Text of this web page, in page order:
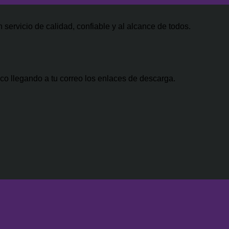
$47.00.de calidad, confiable y al alcance de todos.
llegando a tu correo los enlaces de descarga.